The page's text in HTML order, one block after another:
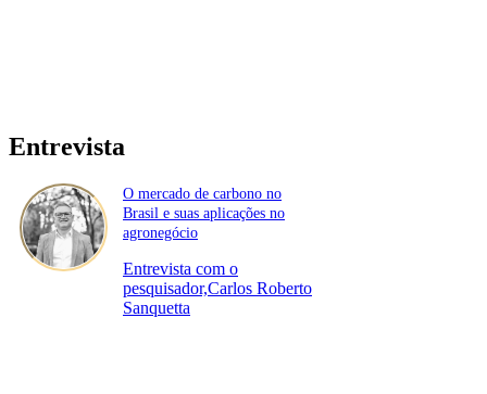
Entrevista
O mercado de carbono no
Brasil e suas aplicações no
agronegócio
Entrevista com o
pesquisador,Carlos Roberto
Sanquetta